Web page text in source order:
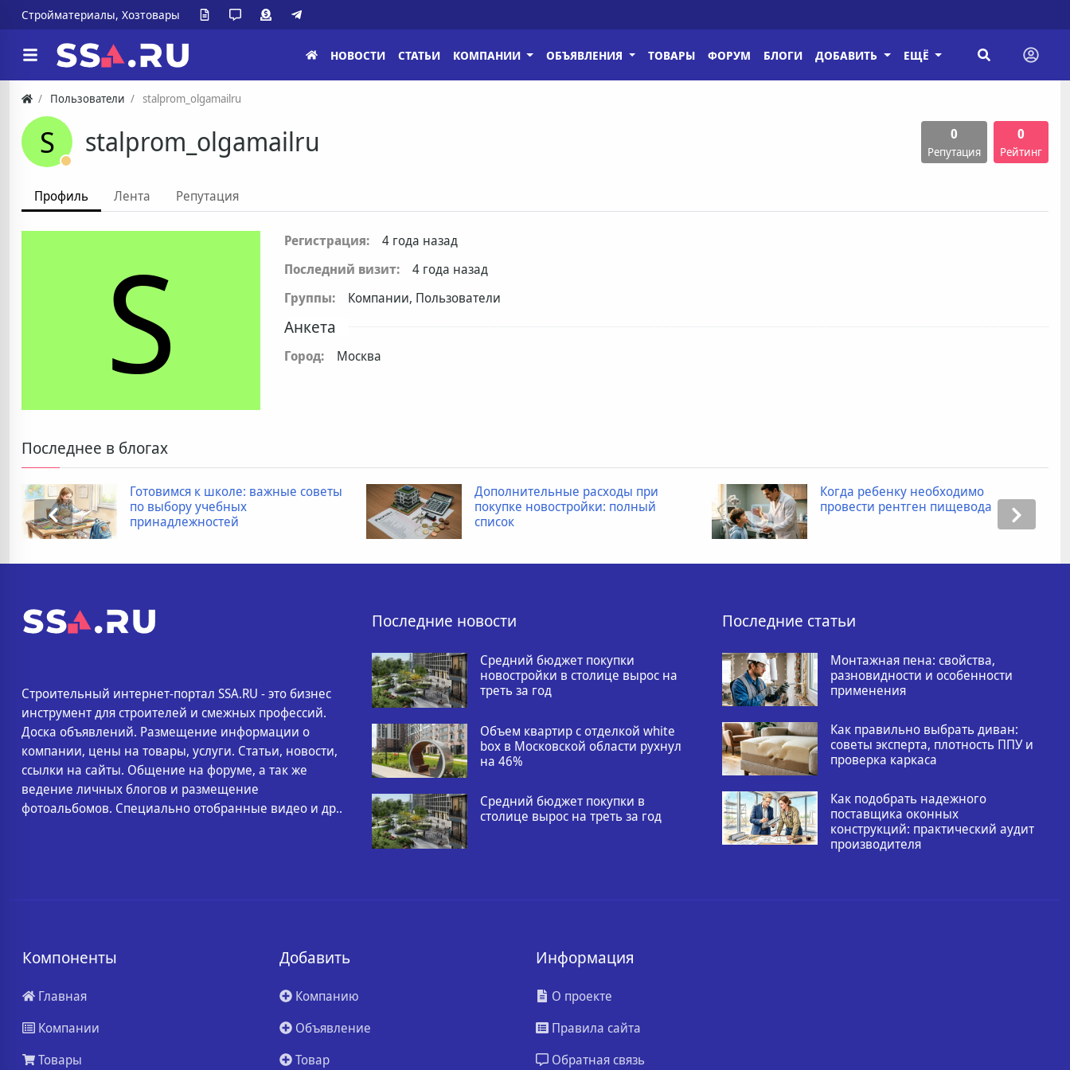
Стройматериалы, Хозтовары
НОВОСТИ СТАТЬИ КОМПАНИИ ОБЪЯВЛЕНИЯ ТОВАРЫ ФОРУМ БЛОГИ ДОБАВИТЬ ЕЩЁ
Пользователи stalprom_olgamailru
S stalprom_olgamailru 0
Репутация
0
Рейтинг
Профиль Лента Репутация
S Регистрация:
4 года назад
Последний визит:
4 года назад
Группы:
Компании, Пользователи
Анкета
Город: Москва
Последнее в блогах
Готовимся к школе: важные советы
по выбору учебных
принадлежностей
Дополнительные расходы при
покупке новостройки: полный
список
Когда ребенку необходимо
провести рентген пищевода
Строительный интернет-портал SSA.RU - это бизнес
инструмент для строителей и смежных профессий.
Доска объявлений. Размещение информации о
компании, цены на товары, услуги. Статьи, новости,
ссылки на сайты. Общение на форуме, а так же
ведение личных блогов и размещение
фотоальбомов. Специально отобранные видео и др..
Последние новости
Средний бюджет покупки
новостройки в столице вырос на
треть за год
Объем квартир с отделкой white
box в Московской области рухнул
на 46%
Средний бюджет покупки в
столице вырос на треть за год
Последние статьи
Монтажная пена: свойства,
разновидности и особенности
применения
Как правильно выбрать диван:
советы эксперта, плотность ППУ и
проверка каркаса
Как подобрать надежного
поставщика оконных
конструкций: практический аудит
производителя
Компоненты
Главная
Компании
Товары
Добавить
Компанию
Объявление
Товар
Информация
О проекте
Правила сайта
Обратная связь